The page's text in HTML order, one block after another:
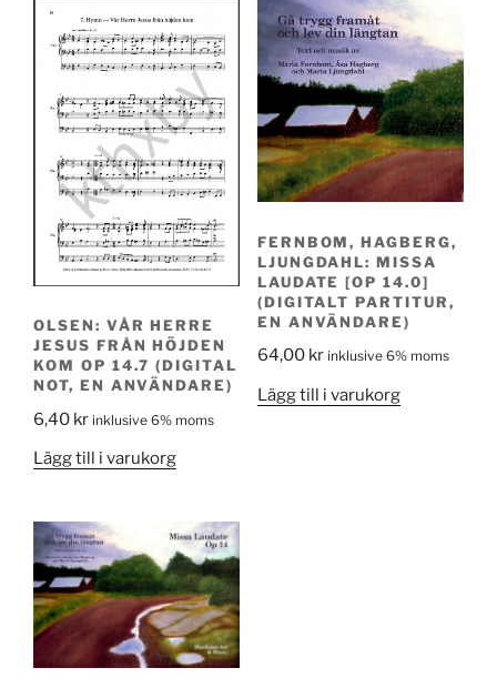
OLSEN: VÅR HERRE
JESUS FRÅN HÖJDEN
KOM OP 14.7 (DIGITAL
NOT, EN ANVÄNDARE)
6,40 kr inklusive 6% moms
Lägg till i varukorg
FERNBOM, HAGBERG,
LJUNGDAHL: MISSA
LAUDATE [OP 14.0]
(DIGITALT PARTITUR,
EN ANVÄNDARE)
64,00 kr inklusive 6% moms
Lägg till i varukorg